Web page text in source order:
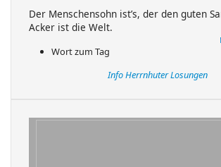
Der Menschensohn ist’s, der den guten
Acker ist die Welt.
Wort zum Tag
Info Herrnhuter Losungen